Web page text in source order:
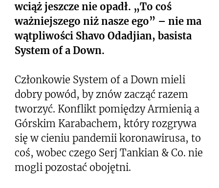
wciąż jeszcze nie opadł. „To coś
ważniejszego niż nasze ego” – nie ma
wątpliwości Shavo Odadjian, basista
System of a Down.
Członkowie System of a Down mieli
dobry powód, by znów zacząć razem
tworzyć. Konflikt pomiędzy Armienią a
Górskim Karabachem, który rozgrywa
się w cieniu pandemii koronawirusa, to
coś, wobec czego Serj Tankian & Co. nie
mogli pozostać obojętni.